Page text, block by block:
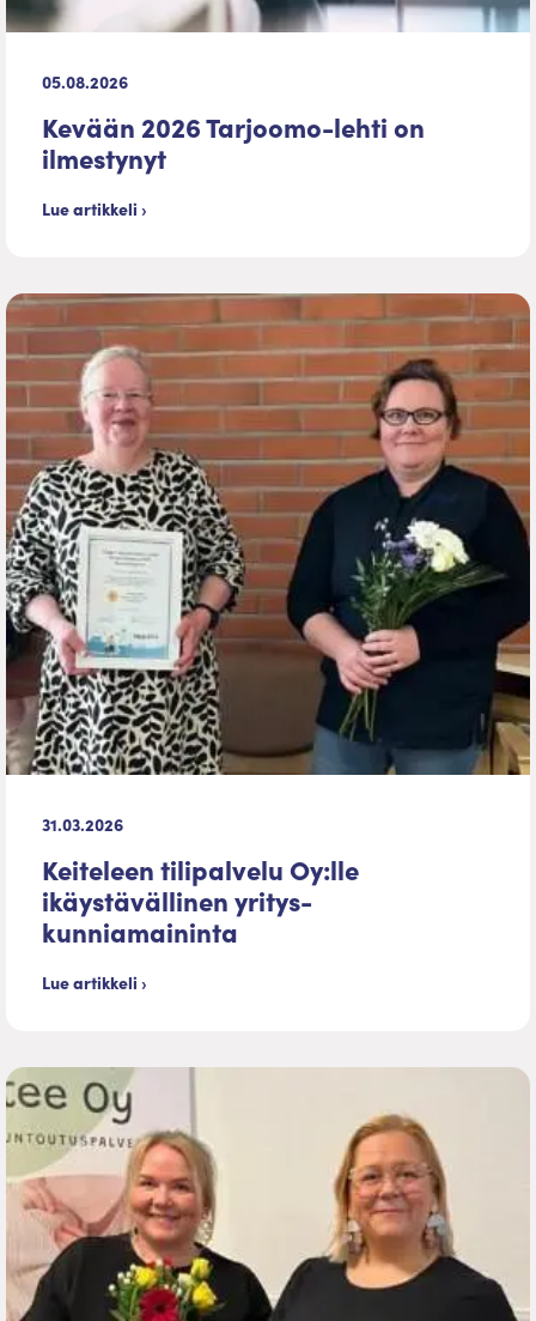
05.08.2026
Kevään 2026 Tarjoomo-lehti on
ilmestynyt
Lue artikkeli ›
31.03.2026
Keiteleen tilipalvelu Oy:lle
ikäystävällinen yritys-
kunniamaininta
Lue artikkeli ›